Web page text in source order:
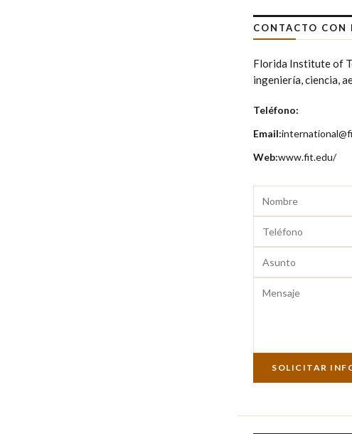
CONTACTO
Florida Institute of
ingeniería, ciencia,
Teléfono:
Email:
Web:www.fit.edu/
SOLICITAR